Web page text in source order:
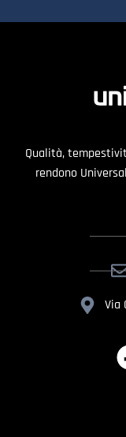
Qualità,
rendono
Via